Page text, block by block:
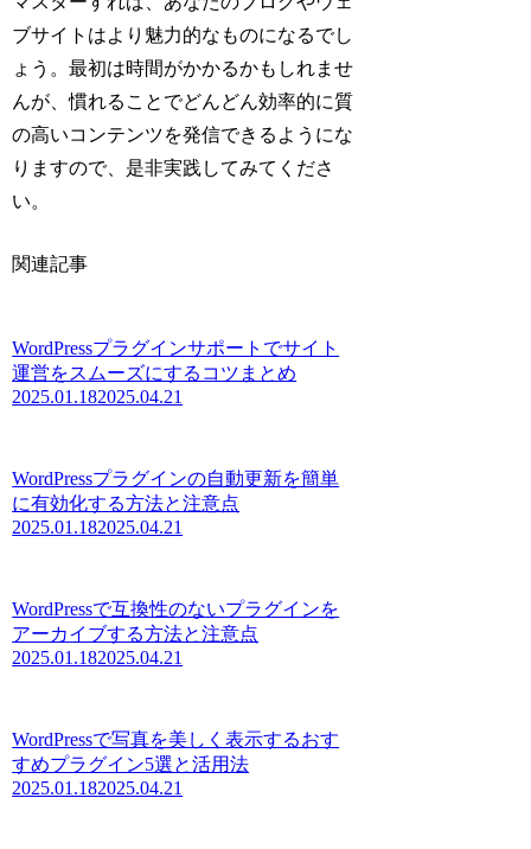
ブサイトはより魅力的なものになるでし
ょう。最初は時間がかかるかもしれませ
んが、慣れることでどんどん効率的に質
の高いコンテンツを発信できるようにな
りますので、是非実践してみてくださ
い。
関連記事
WordPressプラグインサポートでサイト
運営をスムーズにするコツまとめ
2025.01.182025.04.21
WordPressプラグインの自動更新を簡単
に有効化する方法と注意点
2025.01.182025.04.21
WordPressで互換性のないプラグインを
アーカイブする方法と注意点
2025.01.182025.04.21
WordPressで写真を美しく表示するおす
すめプラグイン5選と活用法
2025.01.182025.04.21